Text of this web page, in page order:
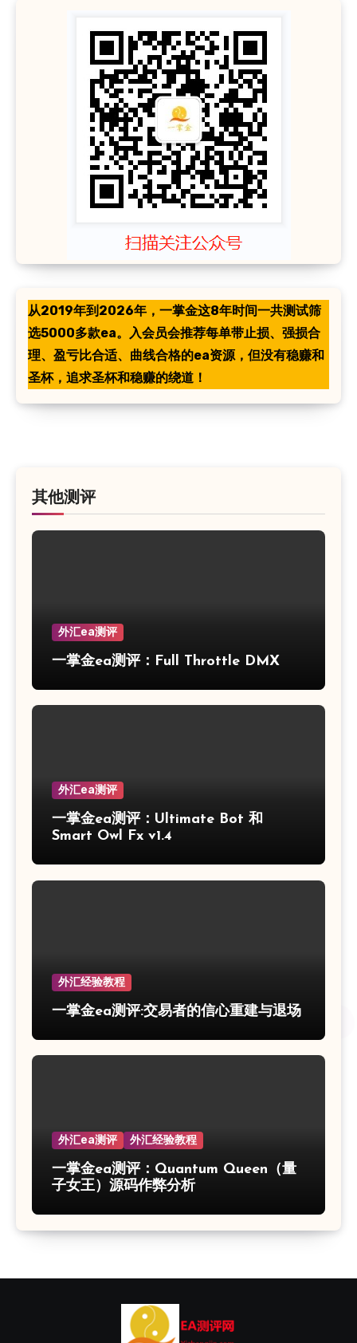
从2019年到2026年，一掌金这8年时间一共测试筛
选5000多款ea。入会员会推荐每单带止损、强损合
理、盈亏比合适、曲线合格的ea资源，但没有稳赚和
圣杯，追求圣杯和稳赚的绕道！
其他测评
外汇ea测评
一掌金ea测评：Full Throttle DMX
外汇ea测评
一掌金ea测评：Ultimate Bot 和
Smart Owl Fx v1.4
外汇经验教程
一掌金ea测评:交易者的信心重建与退场
外汇ea测评 外汇经验教程
一掌金ea测评：Quantum Queen（量
子女王）源码作弊分析